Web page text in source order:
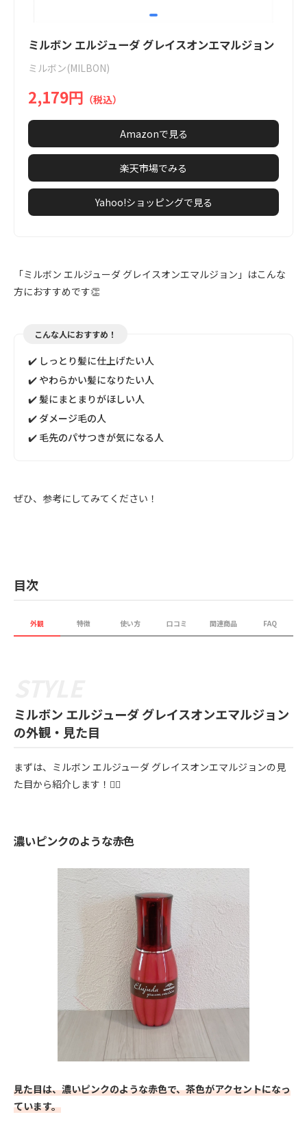
item
1
1
ミルボン エルジューダ グレイスオンエマルジョン
ミルボン(MILBON)
2,179円 （税込）
Amazonで見る
楽天市場でみる
Yahoo!ショッピングで見る
「ミルボン エルジューダ グレイスオンエマルジョン」はこんな
方におすすめです👏
こんな人におすすめ！
✔️ しっとり髪に仕上げたい人
✔️ やわらかい髪になりたい人
✔️ 髪にまとまりがほしい人
✔️ ダメージ毛の人
✔️ 毛先のパサつきが気になる人
ぜひ、参考にしてみてください！
目次
外観 特徴 使い方 口コミ 関連商品 FAQ
ミルボン エルジューダ グレイスオンエマルジョン
の外観・見た目
まずは、ミルボン エルジューダ グレイスオンエマルジョンの見
た目から紹介します！💁‍♀️
濃いピンクのような赤色
見た目は、濃いピンクのような赤色で、茶色がアクセントになっ
ています。